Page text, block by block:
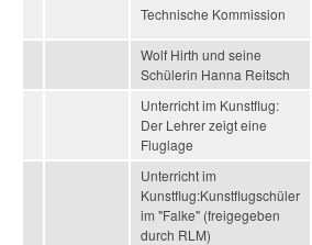
Technische Kommission
Wolf Hirth und seine
Schülerin Hanna Reitsch
Unterricht im Kunstflug:
Der Lehrer zeigt eine
Fluglage
Unterricht im
Kunstflug:Kunstflugschüler
im "Falke" (freigegeben
durch RLM)